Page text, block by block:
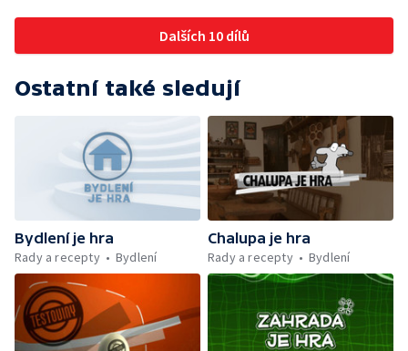
Dalších 10 dílů
Ostatní také sledují
Bydlení je hra
Rady a recepty
Bydlení
Chalupa je hra
Rady a recepty
Bydlení